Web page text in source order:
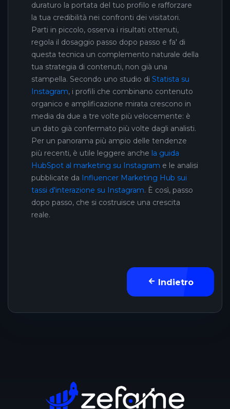
duraturo la portata del tuo profilo e rafforzare
la tua credibilità nei confronti dei visitatori.
Parti in piccolo, osserva i risultati ottenuti,
regola il dosaggio passo dopo passo e fa' di
questa tecnica un complemento naturale della
tua strategia di contenuti, non già una
stampella. Secondo uno studio di Statista su
Instagram, i profili che combinano contenuto
organico e amplificazione mirata crescono in
media da due a tre volte più velocemente: è
un dato già confermato più volte dagli analisti.
Per un panorama più ampio delle tendenze
più recenti, è utile leggere anche la guida
HubSpot al marketing su Instagram e le analisi
pubblicate da Influencer Marketing Hub sui
tassi d'interazione su Instagram. È così, passo
dopo passo, che si costruisce una crescita
reale.
Indietro